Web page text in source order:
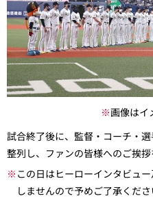
※画像はイ
試合終了後に、監督・コーチ・
整列し、ファンの皆様へのご挨拶
※ この日はヒーローインタビュ
しませんので予めご了承くださ